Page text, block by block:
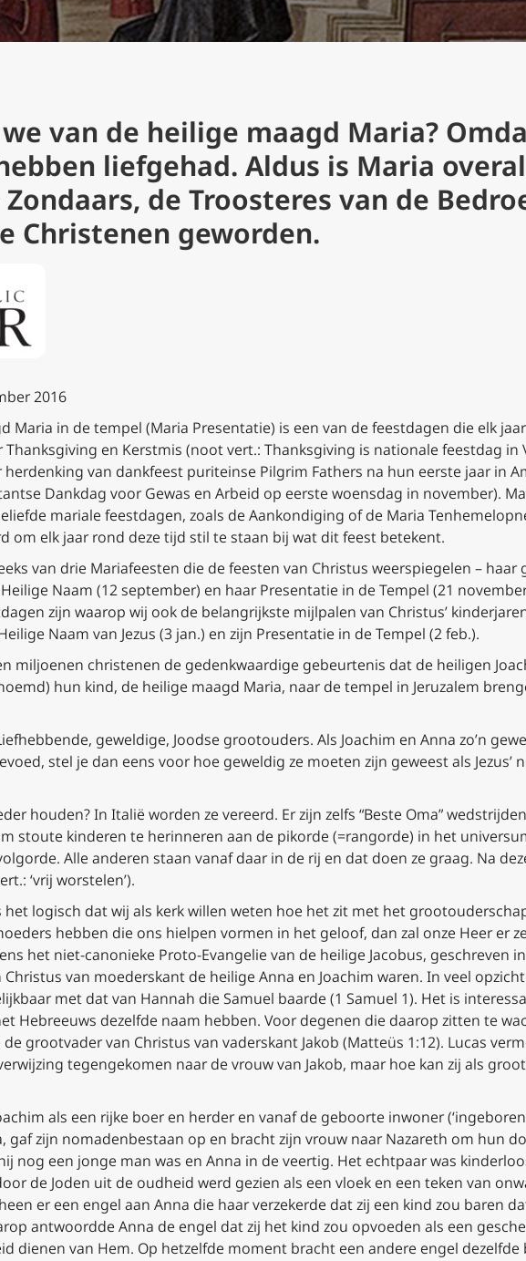
van de heilige maagd Maria?
liefgehad. Aldus is Maria
de Troosteres van de
Christenen geworden.
2016
Maria in de tempel (Maria Presentatie) is een van de feestdagen die elk
en Kerstmis (noot vert.: Thanksgiving is nationale feestdag in
van dankfeest puriteinse Pilgrim Fathers na hun eerste jaar in
Dankdag voor Gewas en Arbeid op eerste woensdag in november).
mariale feestdagen, zoals de Aankondiging of de Maria
om elk jaar rond deze tijd stil te staan bij wat dit feest betekent.
van drie Mariafeesten die de feesten van Christus weerspiegelen – haar
Naam (12 september) en haar Presentatie in de Tempel (21
zijn waarop wij ook de belangrijkste mijlpalen van Christus’
Naam van Jezus (3 jan.) en zijn Presentatie in de Tempel (2 feb.).
miljoenen christenen de gedenkwaardige gebeurtenis dat de heiligen
) hun kind, de heilige maagd Maria, naar de tempel in Jeruzalem
geweldige, Joodse grootouders. Als Joachim en Anna zo’n
stel je dan eens voor hoe geweldig ze moeten zijn geweest als Jezus’
houden? In Italië worden ze vereerd. Er zijn zelfs “Beste Oma”
stoute kinderen te herinneren aan de pikorde (=rangorde) in het
Alle anderen staan vanaf daar in de rij en dat doen ze graag. Na
‘vrij worstelen’).
het logisch dat wij als kerk willen weten hoe het zit met het
hebben die ons hielpen vormen in het geloof, dan zal onze Heer er
het niet-canonieke Proto-Evangelie van de heilige Jacobus, geschreven
van moederskant de heilige Anna en Joachim waren. In veel
met dat van Hannah die Samuel baarde (1 Samuel 1). Het is
Hebreeuws dezelfde naam hebben. Voor degenen die daarop zitten te
grootvader van Christus van vaderskant Jakob (Matteüs 1:12). Lucas
tegengekomen naar de vrouw van Jakob, maar hoe kan zij als
als een rijke boer en herder en vanaf de geboorte inwoner (‘ingeboren
gaf zijn nomadenbestaan op en bracht zijn vrouw naar Nazareth om hun
nog een jonge man was en Anna in de veertig. Het echtpaar was
de Joden uit de oudheid werd gezien als een vloek en een teken van
er een engel aan Anna die haar verzekerde dat zij een kind zou baren
antwoordde Anna de engel dat zij het kind zou opvoeden als een
dienen van Hem. Op hetzelfde moment bracht een andere engel dezelfde